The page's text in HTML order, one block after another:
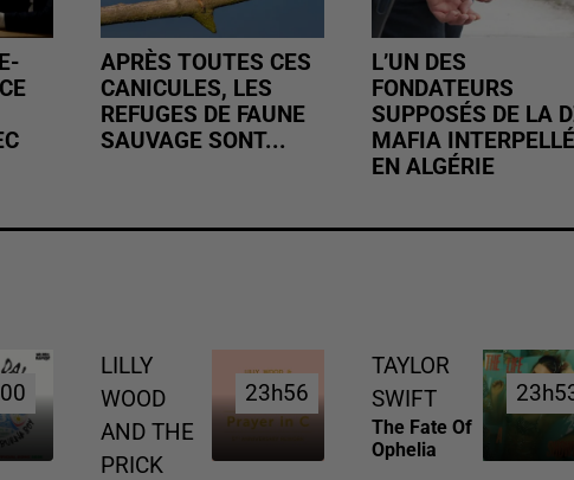
APRÈS TOUTES CES
CANICULES, LES
REFUGES DE FAUNE
SAUVAGE SONT...
L’UN DES
FONDATEURS
SUPPOSÉS DE LA
MAFIA INTERPELLÉ
EN ALGÉRIE
LILLY
WOOD
AND THE
PRICK
23h56
23h56
TAYLOR
SWIFT
The Fate Of
Ophelia